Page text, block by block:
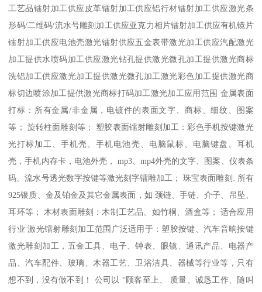
工艺品镭射加工供应皮革镭射加工供应铝行材镭射加工供应激光条
形码/二维码/流水号雕刻加工供应亚克力相片镭射加工供应有机镜片
镭射加工供应电池壳激光镭射供应五金表带激光加工供应汽配激光
加工提供水喷码加工供应激光钻孔提供激光微孔加工提供激光商标
洗铝加工供应激光加工提供激光微孔加工激光彩色加工提供激光商
标切边喷涂加工提供激光商标打码加工激光加工应用范围 金属表面
打标：所有金属/非金属，电镀件的表面文字、商标、细纹、图案
等； 旋转柱面雕刻等； 塑胶表面镭射雕刻加工：彩色手机按键激光
光打标加工、手机壳、手机电池壳、电脑鼠标、电脑键盘、耳机
壳，手机内存卡，电池外壳， mp3、mp4外壳的文字、图案、仪表条
码、流水号透光数字按键等激光刻字镭雕加工； 珠宝表面雕刻: 所有
925银质、金及铂金及其它金属表面，如 颈链、手链、介子、吊坠、
耳环等； 木材表面雕刻：木制工艺品、如竹桐、酒盒等； 适合应用
行业 激光镭射雕刻加工范围广泛适用于：塑胶按键、汽车音晌按键
激光雕刻加工，五金工具、电子、钟表、眼镜、通讯产品、电器产
品、汽车配件、玻璃、木器工艺、卫浴洁具、器械等行业等，只有
想不到，没有做不到！ 公司以 “顾客至上、 质量、诚恳工作、随叫